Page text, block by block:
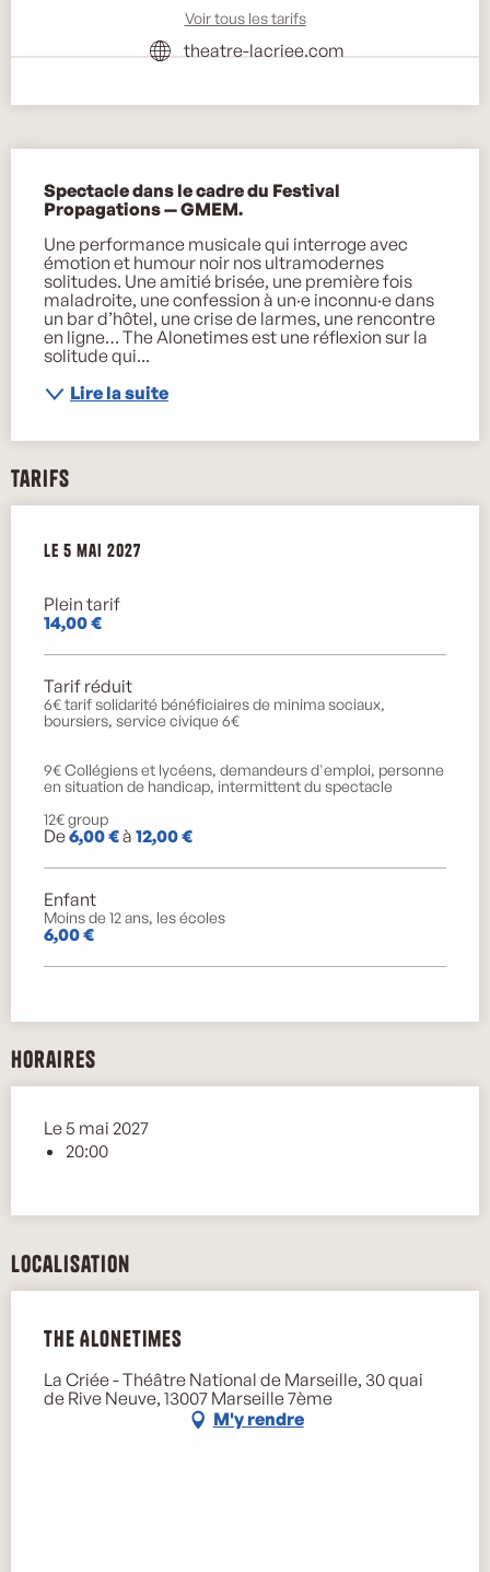
Voir tous les tarifs
theatre-lacriee.com
Spectacle dans le cadre du Festival
Propagations — GMEM.
Une performance musicale qui interroge avec
émotion et humour noir nos ultramodernes
solitudes. Une amitié brisée, une première fois
maladroite, une confession à un·e inconnu·e dans
un bar d’hôtel, une crise de larmes, une rencontre
en ligne… The Alonetimes est une réflexion sur la
solitude qui...
Lire la suite
Tarifs
Le 5 mai 2027
Le 5 mai 2027
Plein tarif
14,00 €
Tarif réduit
6€ tarif solidarité bénéficiaires de minima sociaux,
boursiers, service civique 6€
9€ Collégiens et lycéens, demandeurs d'emploi, personne
en situation de handicap, intermittent du spectacle
12€ group
De6,00 €à 12,00 €
Enfant
Moins de 12 ans, les écoles
6,00 €
Horaires
Le 5 mai 2027
20:00
Localisation
The Alonetimes
La Criée - Théâtre National de Marseille, 30 quai
de Rive Neuve, 13007 Marseille 7ème
M'y rendre